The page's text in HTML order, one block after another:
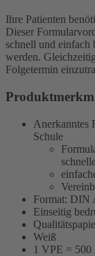
Ihre Patienten
Dieser
schnell und einfach
werden.
Folgetermin
Anerkanntes
Schule
Format: DIN
Einseitig
Weiß
1 VPE = 500